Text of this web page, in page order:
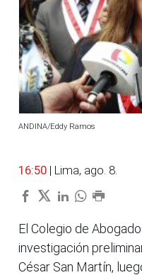
ANDINA/Eddy Ramos
16:50 | Lima, ago. 8.
El Colegio de
investigación
César San Martín,